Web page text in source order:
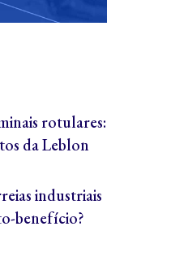
rotulares:
da Leblon
industriais
benefício?